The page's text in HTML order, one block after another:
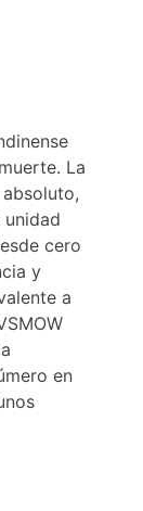
La
cero
y
a
en